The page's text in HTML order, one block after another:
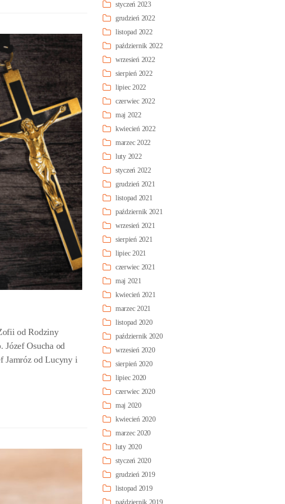
od Rodziny
Józef Osucha od
Jamróz od Lucyny i
styczeń 2023
grudzień 2022
listopad 2022
październik 2022
wrzesień 2022
sierpień 2022
lipiec 2022
czerwiec 2022
maj 2022
kwiecień 2022
marzec 2022
luty 2022
styczeń 2022
grudzień 2021
listopad 2021
październik 2021
wrzesień 2021
sierpień 2021
lipiec 2021
czerwiec 2021
maj 2021
kwiecień 2021
marzec 2021
listopad 2020
październik 2020
wrzesień 2020
sierpień 2020
lipiec 2020
czerwiec 2020
maj 2020
kwiecień 2020
marzec 2020
luty 2020
styczeń 2020
grudzień 2019
listopad 2019
październik 2019